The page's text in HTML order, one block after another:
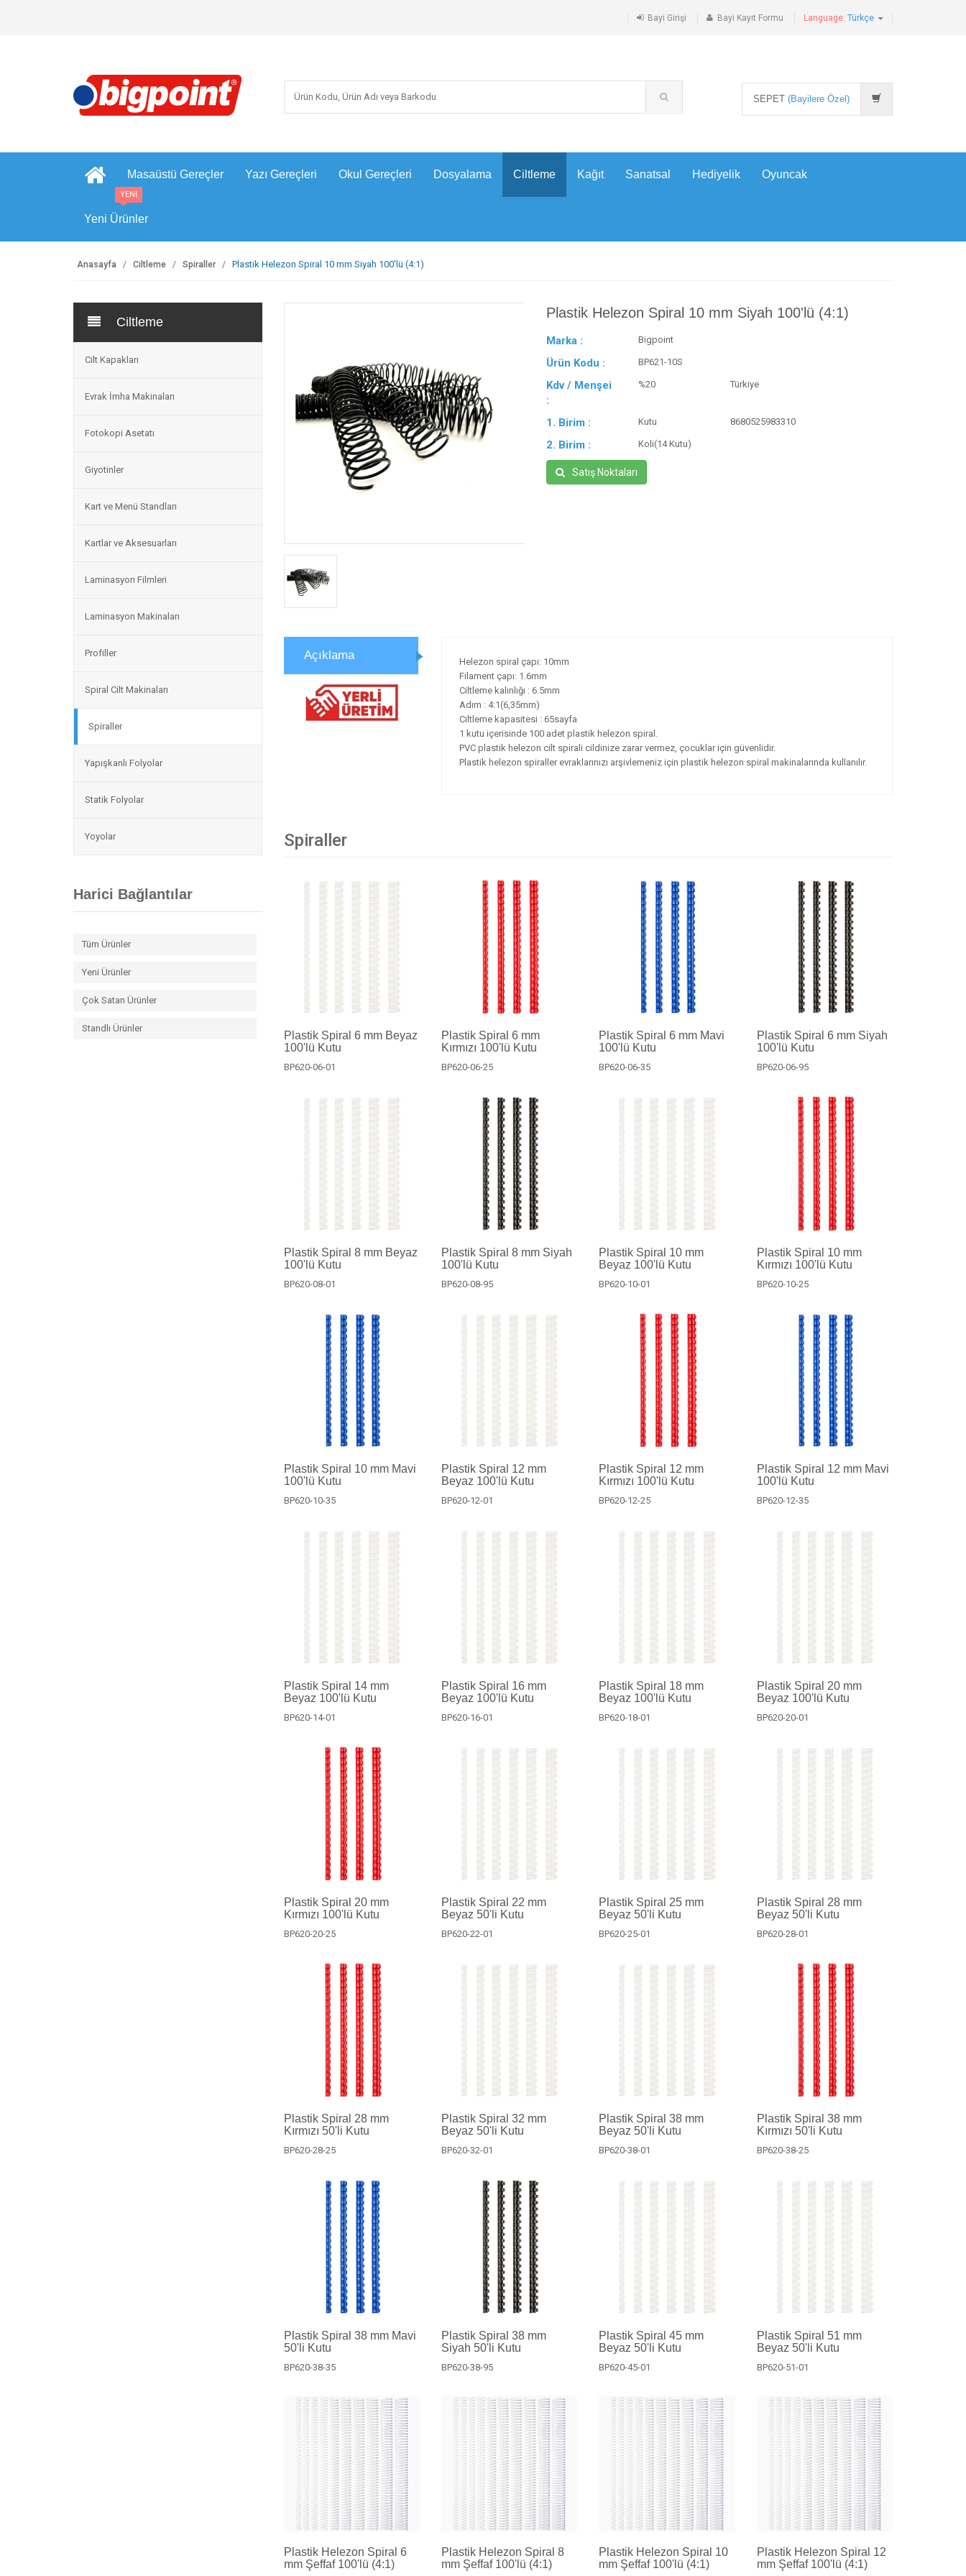
Bayi Girişi Bayi Kayıt Formu Language: Türkçe
SEPET (Bayilere Özel)
Masaüstü Gereçler Yazı Gereçleri Okul Gereçleri Dosyalama Ciltleme Kağıt Sanatsal Hediyelik Oyuncak
Yeni Ürünler
YENİ
Anasayfa Ciltleme Spiraller Plastik Helezon Spiral 10 mm Siyah 100'lü (4:1)
Ciltleme
Cilt Kapakları
Evrak İmha Makinaları
Fotokopi Asetatı
Giyotinler
Kart ve Menü Standları
Kartlar ve Aksesuarları
Laminasyon Filmleri
Laminasyon Makinaları
Profiller
Spiral Cilt Makinaları
Spiraller
Yapışkanlı Folyolar
Statik Folyolar
Yoyolar
Harici Bağlantılar
Tüm Ürünler
Yeni Ürünler
Çok Satan Ürünler
Standlı Ürünler
Plastik Helezon Spiral 10 mm Siyah 100'lü (4:1)
Marka : Bigpoint
Ürün Kodu : BP621-10S
Kdv / Menşei
:
%20 Türkiye
1. Birim : Kutu 8680525983310
2. Birim : Koli(14 Kutu)
Satış Noktaları
Açıklama
Helezon spiral çapı: 10mm
Filament çapı: 1.6mm
Ciltleme kalınlığı : 6.5mm
Adım : 4:1(6,35mm)
Ciltleme kapasitesi : 65sayfa
1 kutu içerisinde 100 adet plastik helezon spiral.
PVC plastik helezon cilt spirali cildinize zarar vermez, çocuklar için güvenlidir.
Plastik helezon spiraller evraklarınızı arşivlemeniz için plastik helezon spiral makinalarında kullanılır.
Spiraller
Plastik Spiral 6 mm Beyaz
100'lü Kutu
BP620-06-01
Plastik Spiral 6 mm
Kırmızı 100'lü Kutu
BP620-06-25
Plastik Spiral 6 mm Mavi
100'lü Kutu
BP620-06-35
Plastik Spiral 6 mm Siyah
100'lü Kutu
BP620-06-95
Plastik Spiral 8 mm Beyaz
100'lü Kutu
BP620-08-01
Plastik Spiral 8 mm Siyah
100'lü Kutu
BP620-08-95
Plastik Spiral 10 mm
Beyaz 100'lü Kutu
BP620-10-01
Plastik Spiral 10 mm
Kırmızı 100'lü Kutu
BP620-10-25
Plastik Spiral 10 mm Mavi
100'lü Kutu
BP620-10-35
Plastik Spiral 12 mm
Beyaz 100'lü Kutu
BP620-12-01
Plastik Spiral 12 mm
Kırmızı 100'lü Kutu
BP620-12-25
Plastik Spiral 12 mm Mavi
100'lü Kutu
BP620-12-35
Plastik Spiral 14 mm
Beyaz 100'lü Kutu
BP620-14-01
Plastik Spiral 16 mm
Beyaz 100'lü Kutu
BP620-16-01
Plastik Spiral 18 mm
Beyaz 100'lü Kutu
BP620-18-01
Plastik Spiral 20 mm
Beyaz 100'lü Kutu
BP620-20-01
Plastik Spiral 20 mm
Kırmızı 100'lü Kutu
BP620-20-25
Plastik Spiral 22 mm
Beyaz 50'li Kutu
BP620-22-01
Plastik Spiral 25 mm
Beyaz 50'li Kutu
BP620-25-01
Plastik Spiral 28 mm
Beyaz 50'li Kutu
BP620-28-01
Plastik Spiral 28 mm
Kırmızı 50'li Kutu
BP620-28-25
Plastik Spiral 32 mm
Beyaz 50'li Kutu
BP620-32-01
Plastik Spiral 38 mm
Beyaz 50'li Kutu
BP620-38-01
Plastik Spiral 38 mm
Kırmızı 50'li Kutu
BP620-38-25
Plastik Spiral 38 mm Mavi
50'li Kutu
BP620-38-35
Plastik Spiral 38 mm
Siyah 50'li Kutu
BP620-38-95
Plastik Spiral 45 mm
Beyaz 50'li Kutu
BP620-45-01
Plastik Spiral 51 mm
Beyaz 50'li Kutu
BP620-51-01
Plastik Helezon Spiral 6
mm Şeffaf 100'lü (4:1)
Plastik Helezon Spiral 8
mm Şeffaf 100'lü (4:1)
Plastik Helezon Spiral 10
mm Şeffaf 100'lü (4:1)
Plastik Helezon Spiral 12
mm Şeffaf 100'lü (4:1)